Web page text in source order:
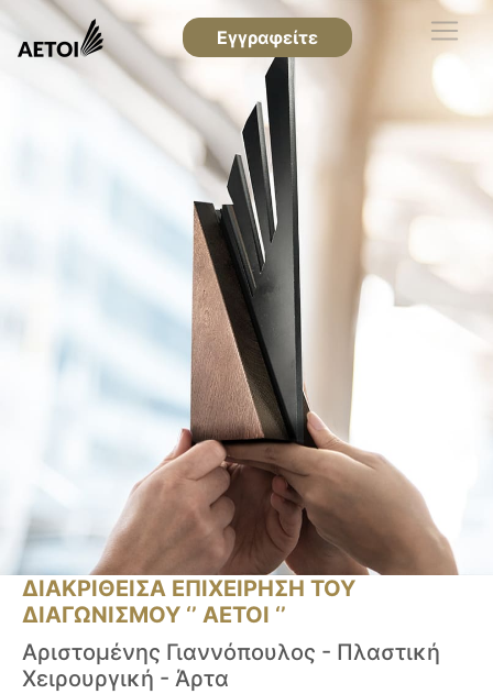
Εγγραφείτε
ΔΙΑΚΡΙΘΕΙΣΑ ΕΠΙΧΕΙΡΗΣΗ ΤΟΥ
ΔΙΑΓΩΝΙΣΜΟΥ ‘’ ΑΕΤΟΙ ‘’
Αριστομένης Γιαννόπουλος - Πλαστική
Χειρουργική - Άρτα